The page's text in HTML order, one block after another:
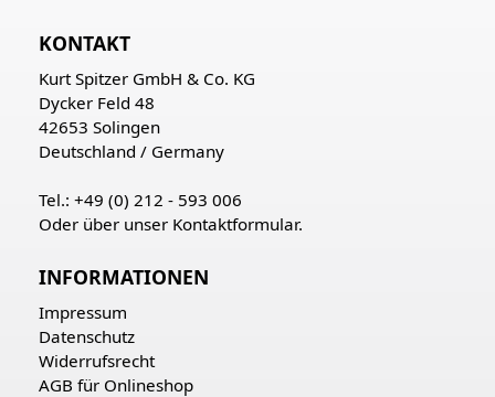
KONTAKT
Kurt Spitzer GmbH & Co. KG
Dycker Feld 48
42653 Solingen
Deutschland / Germany
Tel.: +49 (0) 212 - 593 006
Oder über unser Kontaktformular.
INFORMATIONEN
Impressum
Datenschutz
Widerrufsrecht
AGB für Onlineshop